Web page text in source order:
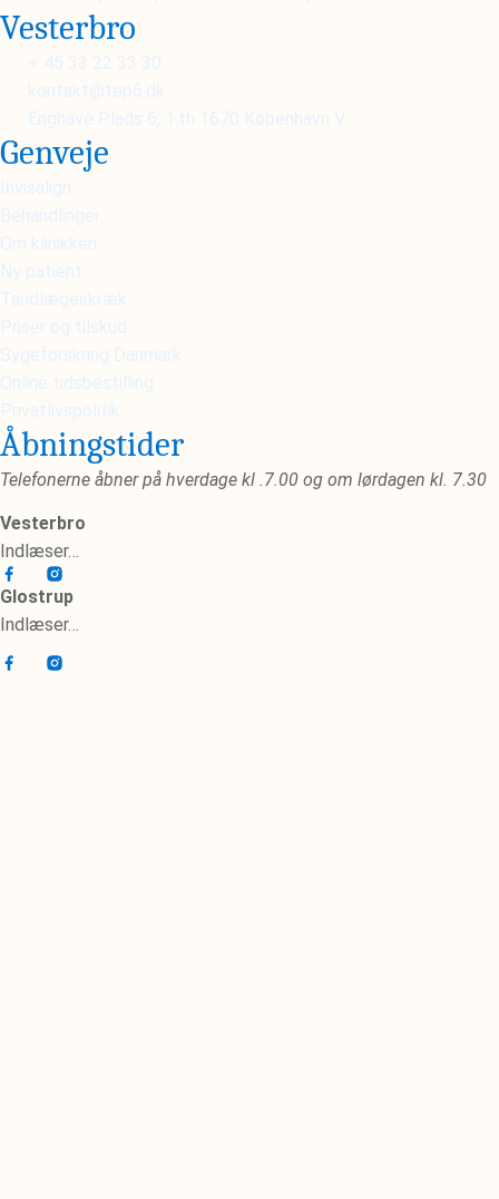
Vesterbro
+ 45 33 22 33 30
kontakt@tep6.dk
Enghave Plads 6, 1.th 1670 København V
Genveje
Invisalign
Behandlinger
Om klinikken
Ny patient
Tandlægeskræk
Priser og tilskud
Sygeforskring Danmark
Online tidsbestilling
Privatlivspolitik
Åbningstider
Telefonerne åbner på hverdage kl .7.00 og om lørdagen kl. 7.30
Vesterbro
Indlæser…
Glostrup
Indlæser…